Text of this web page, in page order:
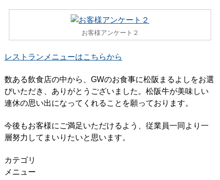
お客様アンケート２
レストランメニューはこちらから
数ある飲食店の中から、GWのお食事に松阪まるよしをお選
びいただき、ありがとうございました。松阪牛が美味しい
連休の思い出になってくれることを願っております。
今後もお客様にご満足いただけるよう、従業員一同より一
層努力してまいりたいと思います。
カテゴリ
メニュー